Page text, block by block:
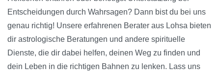
Entscheidungen durch Wahrsagen? Dann bist du bei uns
genau richtig! Unsere erfahrenen Berater aus Lohsa bieten
dir astrologische Beratungen und andere spirituelle
Dienste, die dir dabei helfen, deinen Weg zu finden und
dein Leben in die richtigen Bahnen zu lenken. Lass uns